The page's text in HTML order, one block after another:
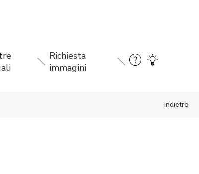
Richiesta
immagini
indietro